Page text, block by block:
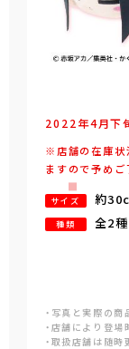
2022年4月下
※店舗の在庫状
ますので予めご
サイズ 約
種類 全2種
・写真と実際の
・店舗により登
・取扱店舗は随時